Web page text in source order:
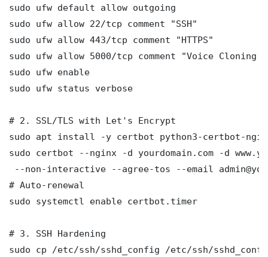
sudo ufw default allow outgoing
sudo ufw allow 22/tcp comment "SSH"
sudo ufw allow 443/tcp comment "HTTPS"
sudo ufw allow 5000/tcp comment "Voice Cloning
sudo ufw enable
sudo ufw status verbose
# 2. SSL/TLS with Let's Encrypt
sudo apt install -y certbot python3-certbot-
sudo certbot --nginx -d yourdomain.com -d
--non-interactive --agree-tos --email
# Auto-renewal
sudo systemctl enable certbot.timer
# 3. SSH Hardening
sudo cp /etc/ssh/sshd_config /etc/ssh/